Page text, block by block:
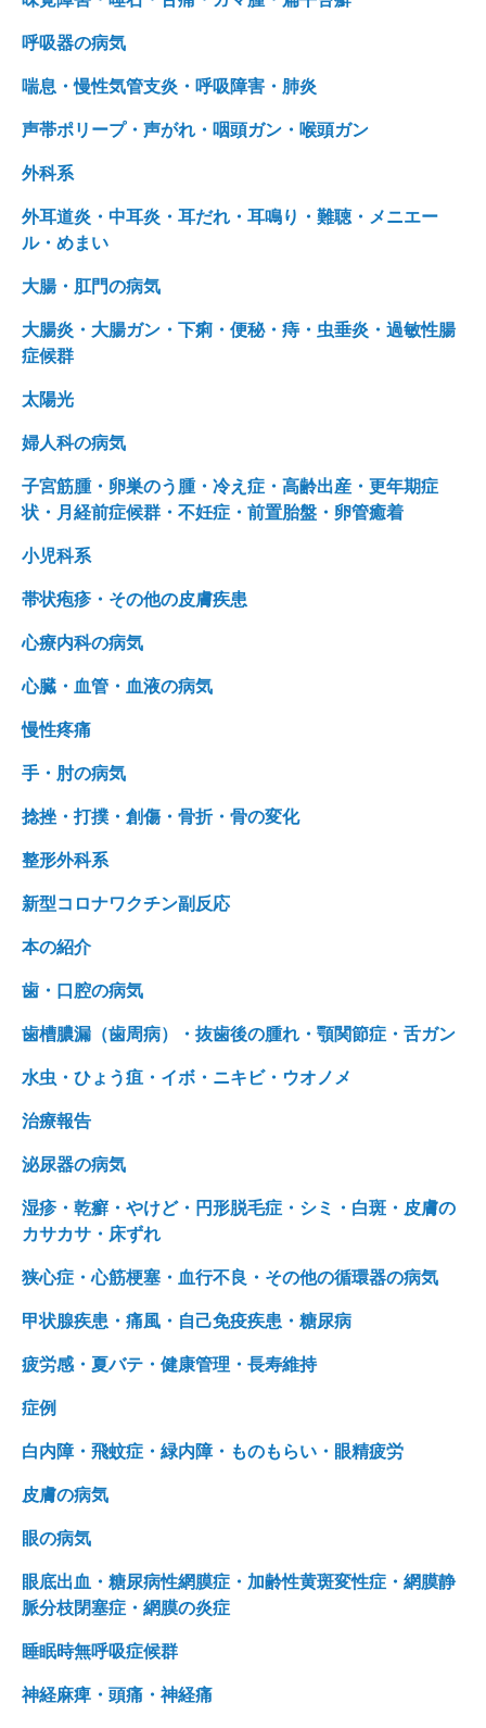
呼吸器の病気
喘息・慢性気管支炎・呼吸障害・肺炎
声帯ポリープ・声がれ・咽頭ガン・喉頭ガン
外科系
外耳道炎・中耳炎・耳だれ・耳鳴り・難聴・メニエー
ル・めまい
大腸・肛門の病気
大腸炎・大腸ガン・下痢・便秘・痔・虫垂炎・過敏性腸
症候群
太陽光
婦人科の病気
子宮筋腫・卵巣のう腫・冷え症・高齢出産・更年期症
状・月経前症候群・不妊症・前置胎盤・卵管癒着
小児科系
帯状疱疹・その他の皮膚疾患
心療内科の病気
心臓・血管・血液の病気
慢性疼痛
手・肘の病気
捻挫・打撲・創傷・骨折・骨の変化
整形外科系
新型コロナワクチン副反応
本の紹介
歯・口腔の病気
歯槽膿漏（歯周病）・抜歯後の腫れ・顎関節症・舌ガン
水虫・ひょう疽・イボ・ニキビ・ウオノメ
治療報告
泌尿器の病気
湿疹・乾癬・やけど・円形脱毛症・シミ・白斑・皮膚の
カサカサ・床ずれ
狭心症・心筋梗塞・血行不良・その他の循環器の病気
甲状腺疾患・痛風・自己免疫疾患・糖尿病
疲労感・夏バテ・健康管理・長寿維持
症例
白内障・飛蚊症・緑内障・ものもらい・眼精疲労
皮膚の病気
眼の病気
眼底出血・糖尿病性網膜症・加齢性黄斑変性症・網膜静
脈分枝閉塞症・網膜の炎症
睡眠時無呼吸症候群
神経麻痺・頭痛・神経痛